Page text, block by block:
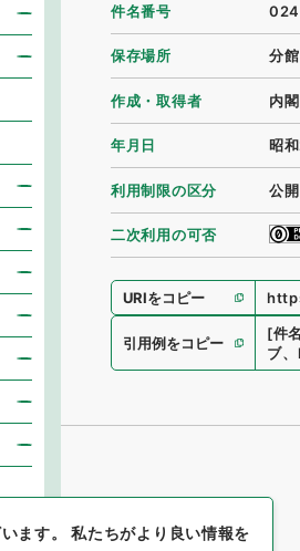
件名番号 024
保存場所 分館
作成・取得者 内
年月日 昭
利用制限の区分 公開
二次利用の可否
URIをコピー
引用例をコピー
[件
ブ、
います。私たちがより良い情報を